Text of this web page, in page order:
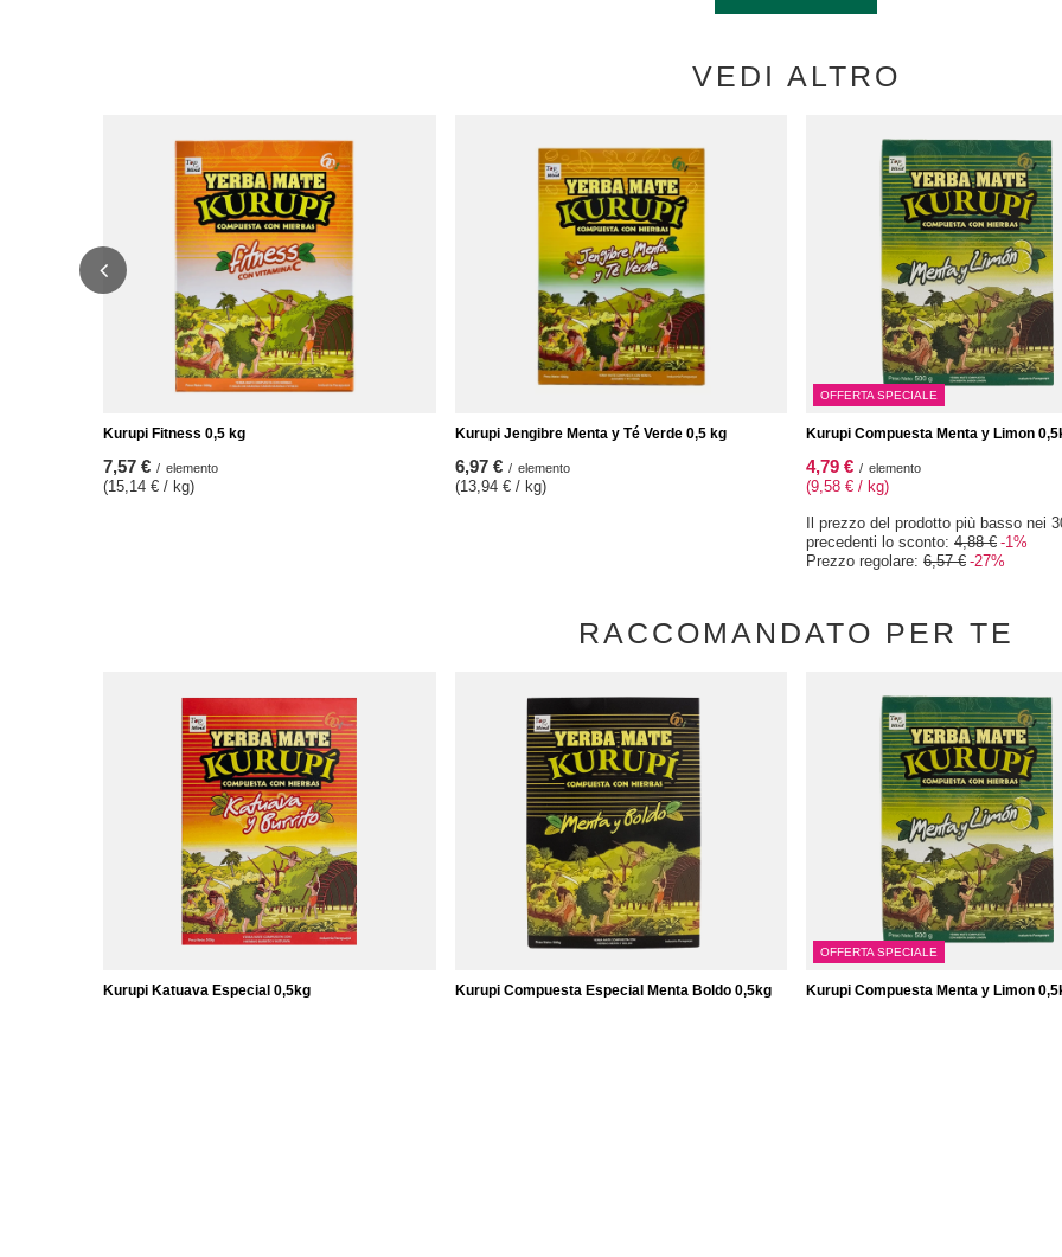
VEDI ALTRO
Kurupi Fitness 0,5 kg
7,57 € / elemento
(15,14 € / kg)
Kurupi Jengibre Menta y Té Verde 0,5 kg
6,97 € / elemento
(13,94 € / kg)
OFFERTA SPECIALE
Kurupi Compuesta Menta y Limon
4,79 € / elemento
(9,58 € / kg)
Il prezzo del prodotto più basso nei
precedenti lo sconto: 4,88 € -1%
Prezzo regolare: 6,57 € -27%
RACCOMANDATO PER TE
Kurupi Katuava Especial 0,5kg Kurupi Compuesta Especial Menta Boldo 0,5kg
OFFERTA SPECIALE
Kurupi Compuesta Menta y Limon